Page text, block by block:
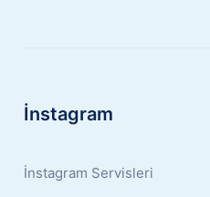
İnstagram
İnstagram Servisleri